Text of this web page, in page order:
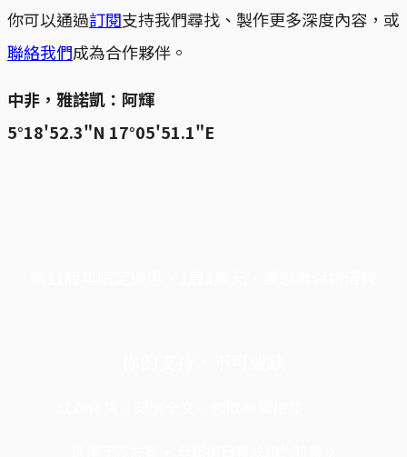
你可以通過訂閱支持我們尋找、製作更多深度內容，或
聯絡我們成為合作夥伴。
中非，雅諾凱：阿輝
5°18'52.3"N 17°05'51.1"E